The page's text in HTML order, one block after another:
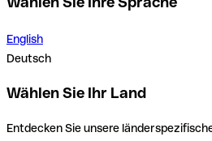
English
Deutsch
Wählen Sie Ihr Land
Entdecken Sie unsere